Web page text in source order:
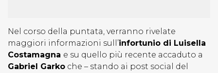
Nel corso della puntata, verranno rivelate
maggiori informazioni sull’infortunio di Luisella
Costamagna e su quello più recente accaduto a
Gabriel Garko che – stando ai post social del